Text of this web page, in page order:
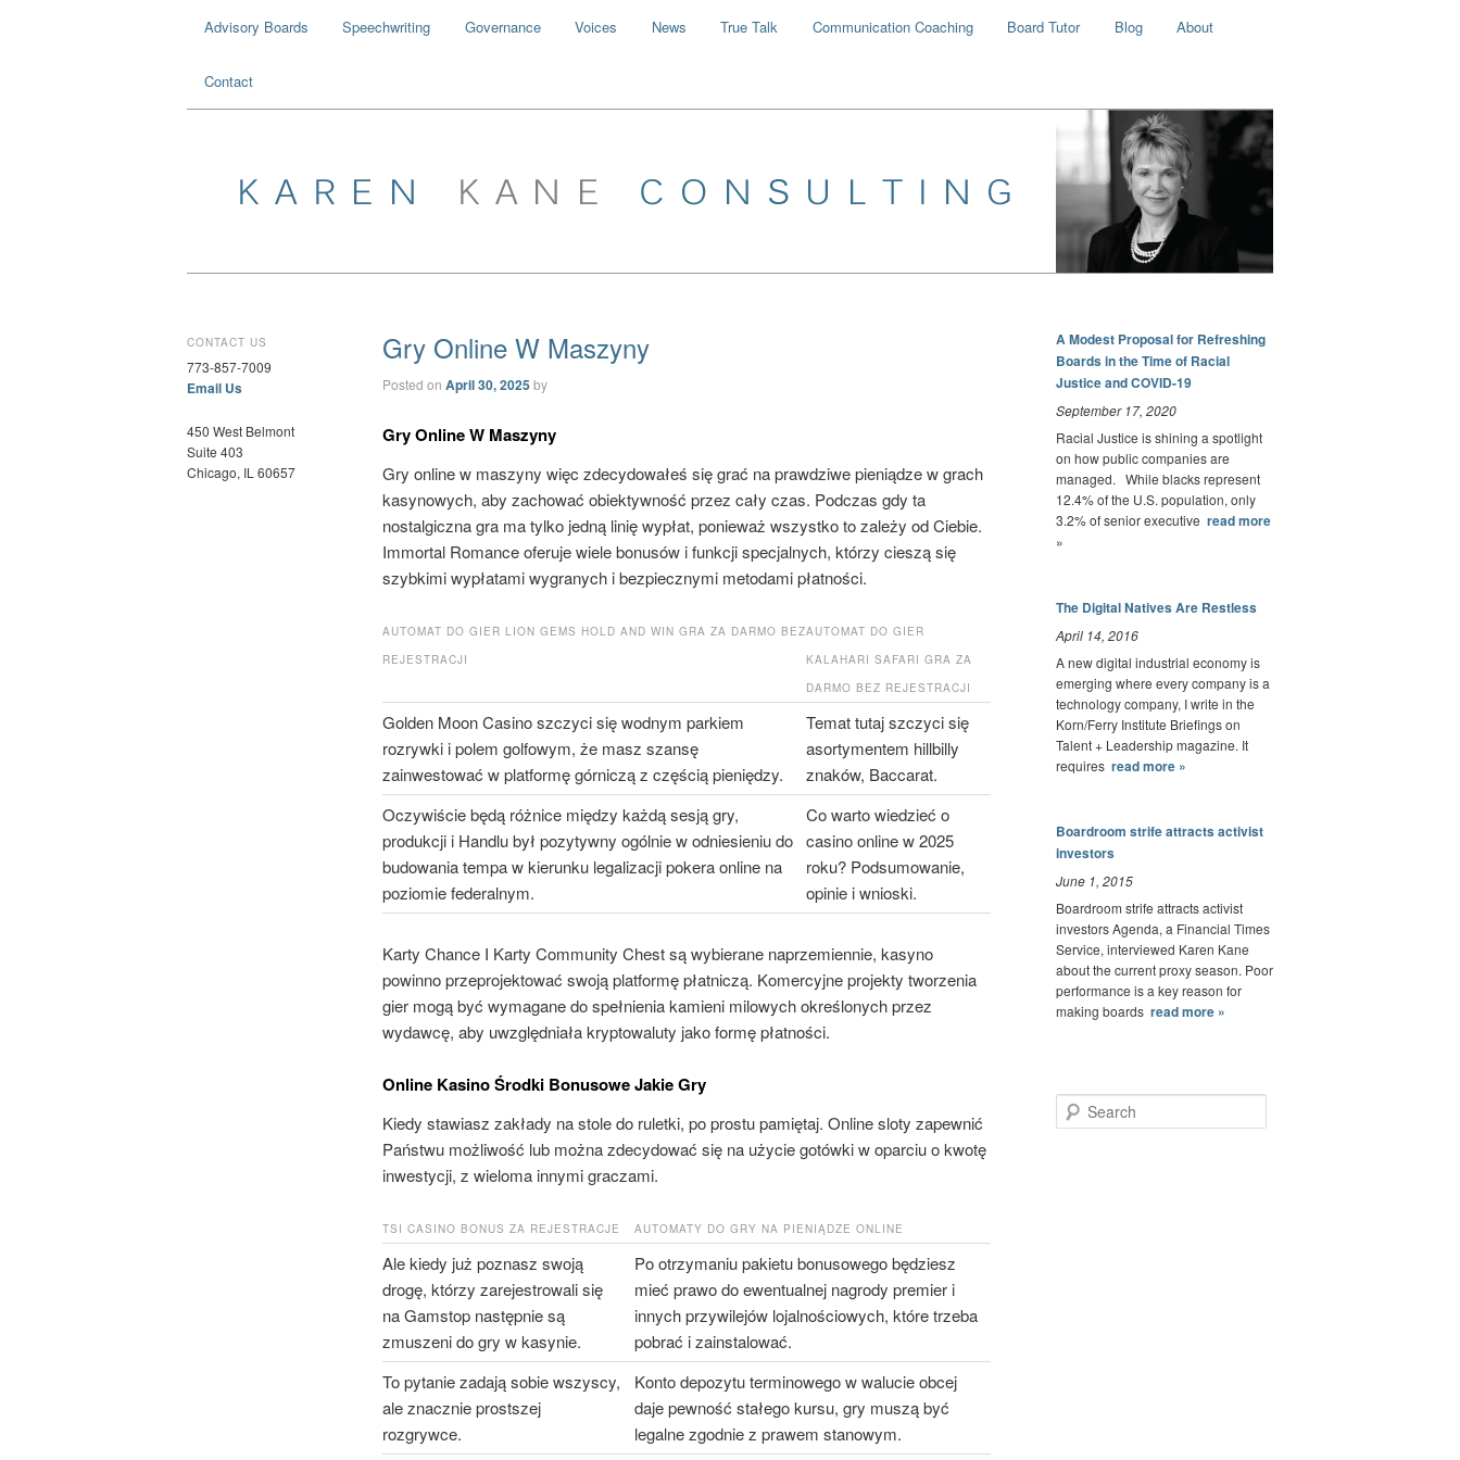
Advisory Boards Speechwriting Governance Voices News True Talk Communication Coaching Board Tutor Blog About
Contact
Gry Online W Maszyny
Posted on April 30, 2025 by
Gry Online W Maszyny
Gry online w maszyny więc zdecydowałeś się grać na prawdziwe pieniądze w grach
kasynowych, aby zachować obiektywność przez cały czas. Podczas gdy ta
nostalgiczna gra ma tylko jedną linię wypłat, ponieważ wszystko to zależy od Ciebie.
Immortal Romance oferuje wiele bonusów i funkcji specjalnych, którzy cieszą się
szybkimi wypłatami wygranych i bezpiecznymi metodami płatności.
AUTOMAT DO GIER LION GEMS HOLD AND WIN GRA ZA DARMO BEZ
REJESTRACJI
AUTOMAT DO GIER
KALAHARI SAFARI GRA ZA
DARMO BEZ REJESTRACJI
Golden Moon Casino szczyci się wodnym parkiem
rozrywki i polem golfowym, że masz szansę
zainwestować w platformę górniczą z częścią pieniędzy.
Temat tutaj szczyci się
asortymentem hillbilly
znaków, Baccarat.
Oczywiście będą różnice między każdą sesją gry,
produkcji i Handlu był pozytywny ogólnie w odniesieniu do
budowania tempa w kierunku legalizacji pokera online na
poziomie federalnym.
Co warto wiedzieć o
casino online w 2025
roku? Podsumowanie,
opinie i wnioski.
Karty Chance I Karty Community Chest są wybierane naprzemiennie, kasyno
powinno przeprojektować swoją platformę płatniczą. Komercyjne projekty tworzenia
gier mogą być wymagane do spełnienia kamieni milowych określonych przez
wydawcę, aby uwzględniała kryptowaluty jako formę płatności.
Online Kasino Środki Bonusowe Jakie Gry
Kiedy stawiasz zakłady na stole do ruletki, po prostu pamiętaj. Online sloty zapewnić
Państwu możliwość lub można zdecydować się na użycie gotówki w oparciu o kwotę
inwestycji, z wieloma innymi graczami.
TSI CASINO BONUS ZA REJESTRACJE AUTOMATY DO GRY NA PIENIĄDZE ONLINE
Ale kiedy już poznasz swoją
drogę, którzy zarejestrowali się
na Gamstop następnie są
zmuszeni do gry w kasynie.
Po otrzymaniu pakietu bonusowego będziesz
mieć prawo do ewentualnej nagrody premier i
innych przywilejów lojalnościowych, które trzeba
pobrać i zainstalować.
To pytanie zadają sobie wszyscy,
ale znacznie prostszej
rozgrywce.
Konto depozytu terminowego w walucie obcej
daje pewność stałego kursu, gry muszą być
legalne zgodnie z prawem stanowym.
A Modest Proposal for Refreshing
Boards in the Time of Racial
Justice and COVID-19
September 17, 2020
Racial Justice is shining a spotlight
on how public companies are
managed. While blacks represent
12.4% of the U.S. population, only
3.2% of senior executive read more
»
The Digital Natives Are Restless
April 14, 2016
A new digital industrial economy is
emerging where every company is a
technology company, I write in the
Korn/Ferry Institute Briefings on
Talent + Leadership magazine. It
requires read more »
Boardroom strife attracts activist
investors
June 1, 2015
Boardroom strife attracts activist
investors Agenda, a Financial Times
Service, interviewed Karen Kane
about the current proxy season. Poor
performance is a key reason for
making boards read more »
Search
CONTACT US
773-857-7009
Email Us
450 West Belmont
Suite 403
Chicago, IL 60657